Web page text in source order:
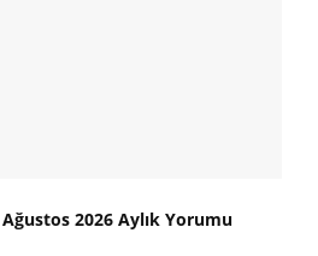
2026 Aylık Yorumu